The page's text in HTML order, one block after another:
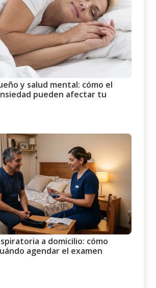
y salud mental: cómo el
pueden afectar tu
a domicilio: cómo
agendar el examen